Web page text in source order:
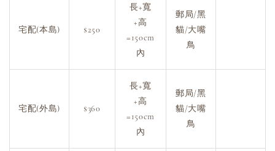
宅配(本島) $250
長+寬
+高
=150cm
內
郵局/黑
貓/大嘴
鳥
宅配(外島) $360
長+寬
+高
=150cm
內
郵局/黑
貓/大嘴
鳥